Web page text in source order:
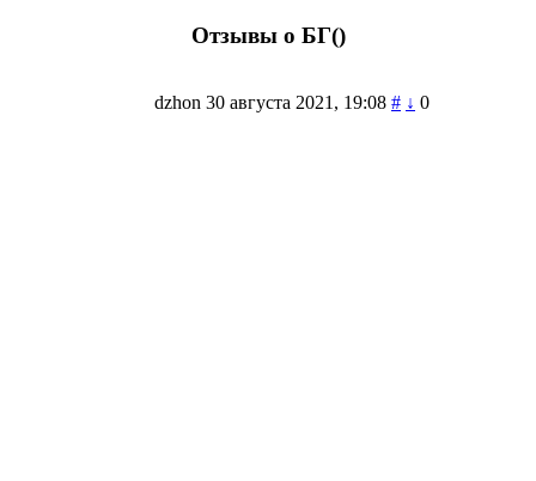
Отзывы о БГ()
dzhon 30 августа 2021, 19:08 # ↓ 0